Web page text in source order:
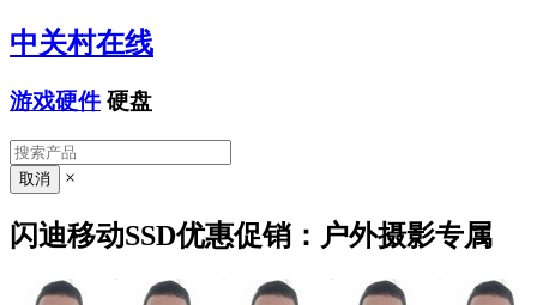
中关村在线
游戏硬件 硬盘
×
闪迪移动SSD优惠促销：户外摄影专属